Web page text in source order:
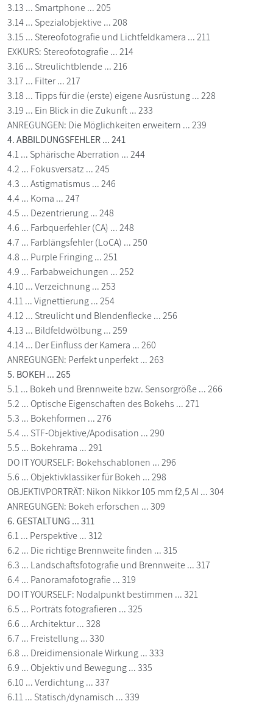
3.13 ... Smartphone ... 205
3.14 ... Spezialobjektive ... 208
3.15 ... Stereofotografie und Lichtfeldkamera ... 211
EXKURS: Stereofotografie ... 214
3.16 ... Streulichtblende ... 216
3.17 ... Filter ... 217
3.18 ... Tipps für die (erste) eigene Ausrüstung ... 228
3.19 ... Ein Blick in die Zukunft ... 233
ANREGUNGEN: Die Möglichkeiten erweitern ... 239
4. ABBILDUNGSFEHLER ... 241
4.1 ... Sphärische Aberration ... 244
4.2 ... Fokusversatz ... 245
4.3 ... Astigmatismus ... 246
4.4 ... Koma ... 247
4.5 ... Dezentrierung ... 248
4.6 ... Farbquerfehler (CA) ... 248
4.7 ... Farblängsfehler (LoCA) ... 250
4.8 ... Purple Fringing ... 251
4.9 ... Farbabweichungen ... 252
4.10 ... Verzeichnung ... 253
4.11 ... Vignettierung ... 254
4.12 ... Streulicht und Blendenflecke ... 256
4.13 ... Bildfeldwölbung ... 259
4.14 ... Der Einfluss der Kamera ... 260
ANREGUNGEN: Perfekt unperfekt ... 263
5. BOKEH ... 265
5.1 ... Bokeh und Brennweite bzw. Sensorgröße ... 266
5.2 ... Optische Eigenschaften des Bokehs ... 271
5.3 ... Bokehformen ... 276
5.4 ... STF-Objektive/Apodisation ... 290
5.5 ... Bokehrama ... 291
DO IT YOURSELF: Bokehschablonen ... 296
5.6 ... Objektivklassiker für Bokeh ... 298
OBJEKTIVPORTRÄT: Nikon Nikkor 105 mm f2,5 AI ... 304
ANREGUNGEN: Bokeh erforschen ... 309
6. GESTALTUNG ... 311
6.1 ... Perspektive ... 312
6.2 ... Die richtige Brennweite finden ... 315
6.3 ... Landschaftsfotografie und Brennweite ... 317
6.4 ... Panoramafotografie ... 319
DO IT YOURSELF: Nodalpunkt bestimmen ... 321
6.5 ... Porträts fotografieren ... 325
6.6 ... Architektur ... 328
6.7 ... Freistellung ... 330
6.8 ... Dreidimensionale Wirkung ... 333
6.9 ... Objektiv und Bewegung ... 335
6.10 ... Verdichtung ... 337
6.11 ... Statisch/dynamisch ... 339